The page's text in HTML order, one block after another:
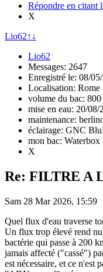
Répondre en citant
X
Lio62↑ ↓
Lio62
Messages: 2647
Enregistré le: 08/
Localisation: Rome
volume du bac:
mise en eau: 20/08/
maintenance:
éclairage: GNC
mon bac: Waterbox
X
Re: FILTRE A
Sam 28 Mar 2026, 15:59
Quel flux d'eau traverse
Un flux trop élevé rend
bactérie qui passe à 200
jamais affecté ("cassé")
est nécessaire, et ce n'est